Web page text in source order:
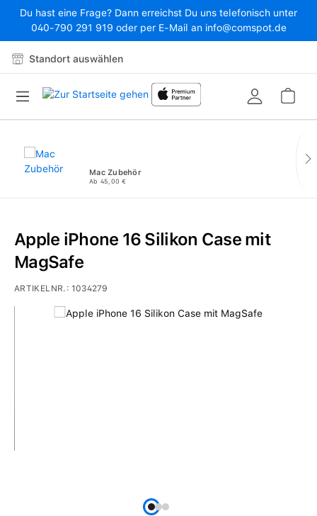
Zum Hauptinhalt springen
Du hast eine Frage? Dann erreichst Du uns telefonisch unter
040-790 291 919 oder per E-Mail an info@comspot.de
Standort auswählen
Mac Zubehör
Ab 45,00 €
Bildergalerie überspringen
Apple iPhone 16 Silikon Case mit
MagSafe
ARTIKELNR.:1034279